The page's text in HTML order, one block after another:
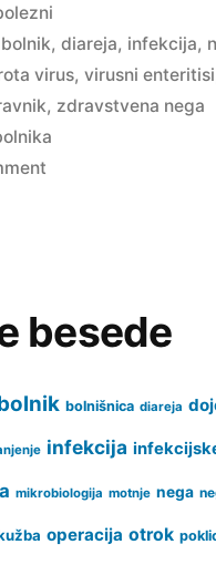
bolnik, diareja, infekcija,
virus, virusni enteritisi
, zdravstvena nega
on
besede
bolnišnica diareja
infekcija
mikrobiologija motnje nega
operacija otrok